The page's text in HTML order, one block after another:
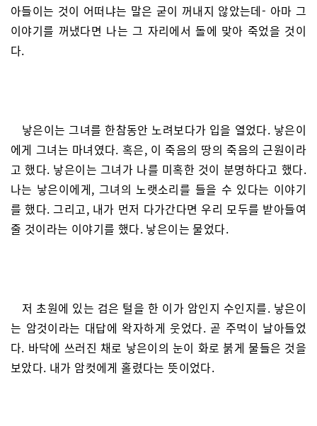
아들이는 것이 어떠냐는 말은 굳이 꺼내지 않았는데- 아마 그
이야기를 꺼냈다면 나는 그 자리에서 돌에 맞아 죽었을 것이
다.
낳은이는 그녀를 한참동안 노려보다가 입을 열었다. 낳은이
에게 그녀는 마녀였다. 혹은, 이 죽음의 땅의 죽음의 근원이라
고 했다. 낳은이는 그녀가 나를 미혹한 것이 분명하다고 했다.
나는 낳은이에게, 그녀의 노랫소리를 들을 수 있다는 이야기
를 했다. 그리고, 내가 먼저 다가간다면 우리 모두를 받아들여
줄 것이라는 이야기를 했다. 낳은이는 물었다.
저 초원에 있는 검은 털을 한 이가 암인지 수인지를. 낳은이
는 암것이라는 대답에 왁자하게 웃었다. 곧 주먹이 날아들었
다. 바닥에 쓰러진 채로 낳은이의 눈이 화로 붉게 물들은 것을
보았다. 내가 암컷에게 홀렸다는 뜻이었다.